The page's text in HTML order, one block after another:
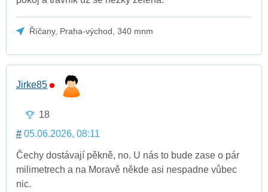
Říčany, Praha-východ, 340 mnm
Jirke85
18
# 05.06.2026, 08:11
Čechy dostávají pěkně, no. U nás to bude zase o pár
milimetrech a na Moravě někde asi nespadne vůbec
nic.